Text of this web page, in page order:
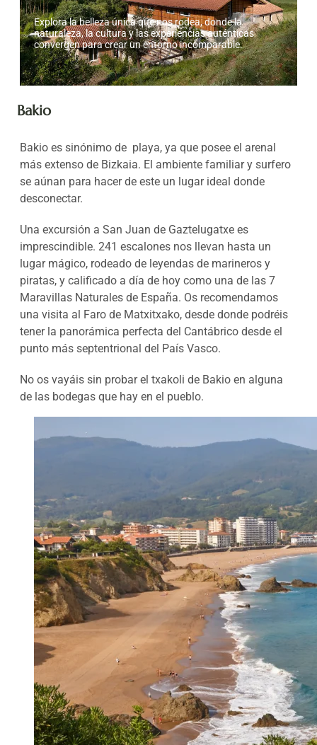
Explora la belleza única que nos rodea, donde la
naturaleza, la cultura y las experiencias auténticas
convergen para crear un entorno incomparable.
Bakio
Bakio es sinónimo de playa, ya que posee el arenal
más extenso de Bizkaia. El ambiente familiar y surfero
se aúnan para hacer de este un lugar ideal donde
desconectar.
Una excursión a San Juan de Gaztelugatxe es
imprescindible. 241 escalones nos llevan hasta un
lugar mágico, rodeado de leyendas de marineros y
piratas, y calificado a día de hoy como una de las 7
Maravillas Naturales de España. Os recomendamos
una visita al Faro de Matxitxako, desde donde podréis
tener la panorámica perfecta del Cantábrico desde el
punto más septentrional del País Vasco.
No os vayáis sin probar el txakoli de Bakio en alguna
de las bodegas que hay en el pueblo.